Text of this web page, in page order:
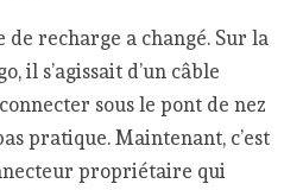
recharge a changé. Sur la
il s’agissait d’un câble
sous le pont de nez
pratique. Maintenant, c’est
propriétaire qui